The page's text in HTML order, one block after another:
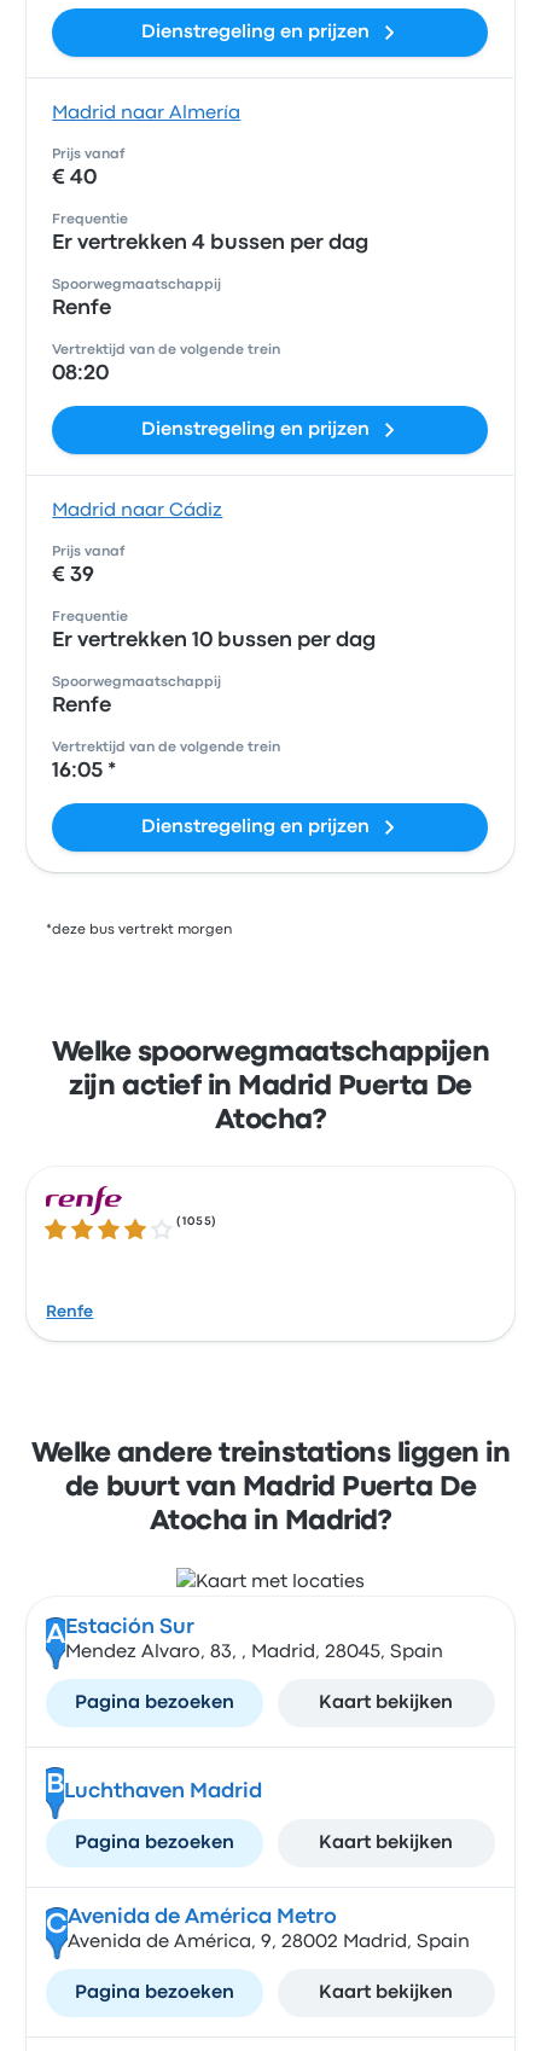
Dienstregeling en prijzen
Madrid naar Almería
Prijs vanaf
€ 40
Frequentie
Er vertrekken 4 bussen per dag
Spoorwegmaatschappij
Renfe
Vertrektijd van de volgende trein
08:20
Dienstregeling en prijzen
Madrid naar Cádiz
Prijs vanaf
€ 39
Frequentie
Er vertrekken 10 bussen per dag
Spoorwegmaatschappij
Renfe
Vertrektijd van de volgende trein
16:05 *
Dienstregeling en prijzen
*deze bus vertrekt morgen
Welke spoorwegmaatschappijen
zijn actief in Madrid Puerta De
Atocha?
4.1 van de 5 sterren
(1055)
Renfe
Welke andere treinstations liggen in
de buurt van Madrid Puerta De
Atocha in Madrid?
A Estación Sur
Mendez Alvaro, 83, , Madrid, 28045, Spain
Pagina bezoeken Kaart bekijken
BLuchthaven Madrid
Pagina bezoeken Kaart bekijken
CAvenida de América Metro
Avenida de América, 9, 28002 Madrid, Spain
Pagina bezoeken Kaart bekijken